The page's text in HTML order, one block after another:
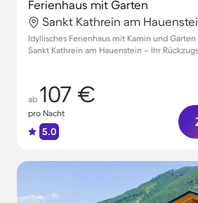
Ferienhaus mit Garten
Idyllisches Ferienhaus mit Kamin und Garten
Sankt Kathrein am Hauenstein – Ihr
ab 107 €
pro Nacht
5.0